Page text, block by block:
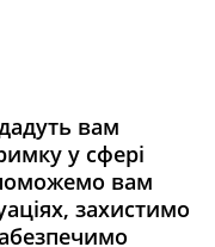
вам
у сфері
вам
захистимо